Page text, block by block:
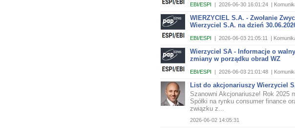
EBI/ESPI 2026-06-30 16:01:24 |
WIERZYCIEL S.A. - Zwołanie
Wierzyciel S.A. na dzień
EBI/ESPI 2026-06-03 21:05:11 |
Wierzyciel SA - Informacje o
zmiany w porządku obrad WZ
EBI/ESPI 2026-06-03 21:01:48 |
List do akcjonariuszy Wierzyciel
Szanowni Akcjonariusze! Rok 2025
Spółki na rynku consumer finance
związku z...
2026-06-02 14:05:31